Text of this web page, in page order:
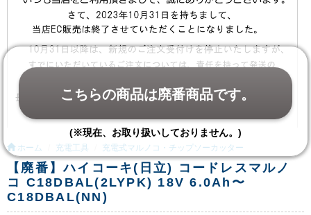
ホーム 充電工具 充電式マルノコ・チップソーカッター
【廃番】ハイコーキ(日立) コードレスマルノ
コ C18DBAL(2LYPK) 18V 6.0Ah〜
C18DBAL(NN)
こちらの商品は廃番商品です。
(※現在、お取り扱いしておりません。)